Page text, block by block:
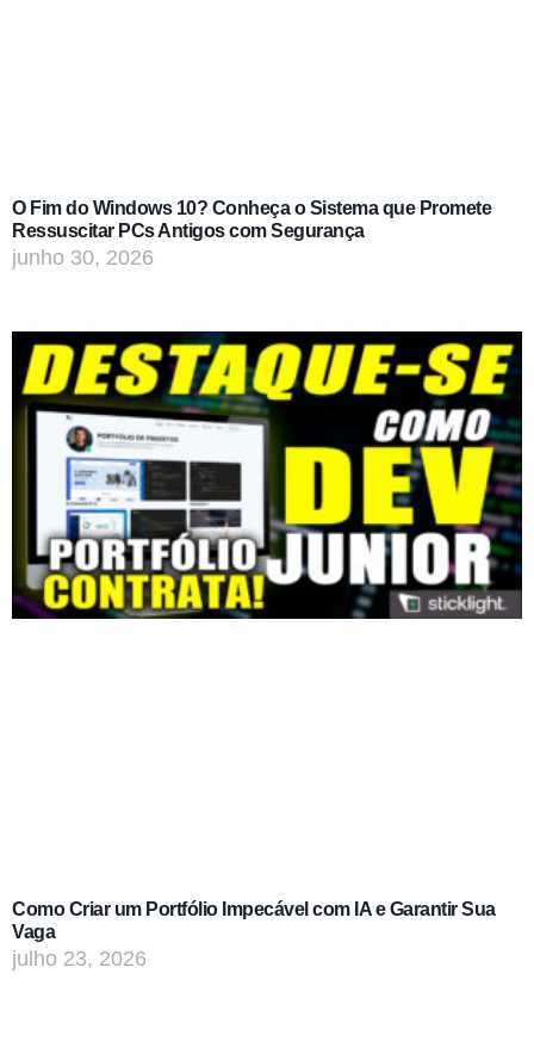
O Fim do Windows 10? Conheça o Sistema que Promete
Ressuscitar PCs Antigos com Segurança
junho 30, 2026
Como Criar um Portfólio Impecável com IA e Garantir Sua
Vaga
julho 23, 2026